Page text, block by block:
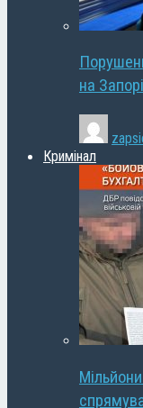
на
Кримінал